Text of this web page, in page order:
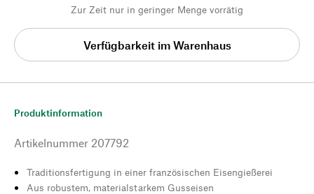
Zur Zeit nur in geringer Menge vorrätig
Verfügbarkeit im Warenhaus
Produktinformation
Artikelnummer 207792
Traditionsfertigung in einer französischen Eisengießerei
Aus robustem, materialstarkem Gusseisen